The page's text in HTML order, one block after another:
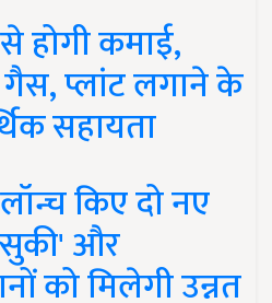
होगी कमाई,
प्लांट लगाने के
सहायता
किए दो नए
और
को मिलेगी उन्नत